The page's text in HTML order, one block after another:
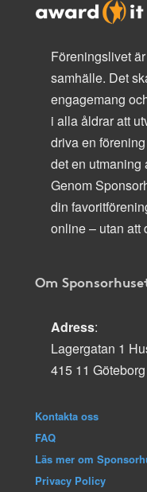
Föreningslivet
samhälle. Det
engagemang
i alla åldrar att
driva en
det en utmaning
Genom
din
online – utan att
Om
Adress:
Lagergatan 1
415 11 Göteborg
Kontakta oss
FAQ
Läs mer om
Privacy Policy